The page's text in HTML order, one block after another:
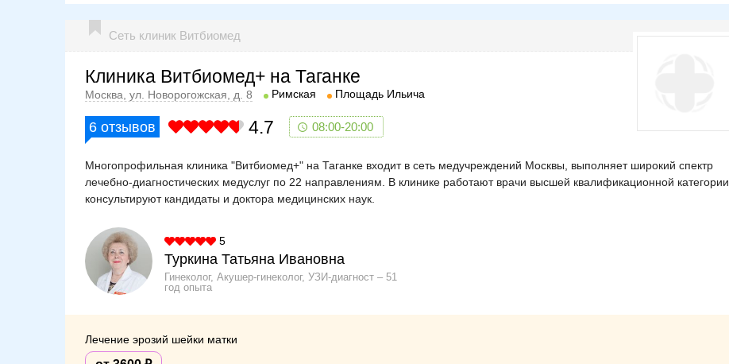
Сеть клиник Витбиомед
Клиника Витбиомед+ на Таганке
Москва, ул. Новорогожская, д. 8 Римская Площадь Ильича
6 отзывов 4.7 08:00-20:00
Многопрофильная клиника "Витбиомед+" на Таганке входит в сеть медучреждений Москвы, выполняет широкий спектр
лечебно-диагностических медуслуг по 22 направлениям. В клинике работают врачи высшей квалификационной категории,
консультируют кандидаты и доктора медицинских наук.
5
Туркина Татьяна Ивановна
Гинеколог, Акушер-гинеколог, УЗИ-диагност
51
год опыта
Лечение эрозий шейки матки